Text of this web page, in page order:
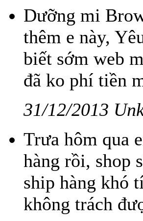
Dưỡng mi
thêm e này,
biết sớm web
đã ko phí tiền
31/12/2013
Trưa hôm qua
hàng rồi, shop
ship hàng khó
không trách